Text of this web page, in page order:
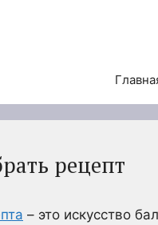
рецепт
– это искусство